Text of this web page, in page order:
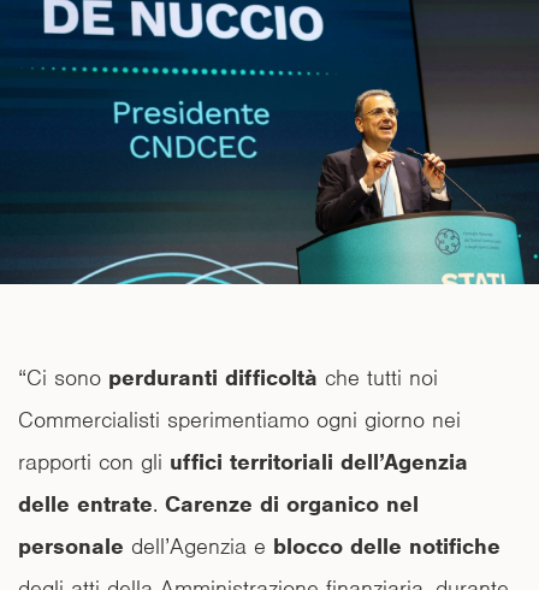
“Ci sono perduranti difficoltà che tutti noi
Commercialisti sperimentiamo ogni giorno nei
rapporti con gli uffici territoriali dell’Agenzia
delle entrate. Carenze di organico nel
personale dell’Agenzia e blocco delle notifiche